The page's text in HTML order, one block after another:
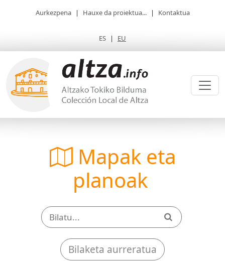
Aurkezpena | Hauxe da proiektua... | Kontaktua
ES | EU
Mapak eta
planoak
Bilaketa aurreratua